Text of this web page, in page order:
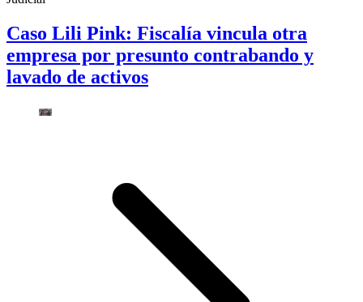
Caso Lili Pink: Fiscalía vincula otra
empresa por presunto contrabando y
lavado de activos